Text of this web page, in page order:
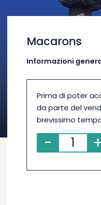
Macarons
Informazioni
Prima di poter
da parte del
brevissimo
- +